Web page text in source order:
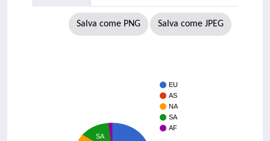
Salva come PNG Salva come JPEG
EU
AS
NA
SA
AF
SA